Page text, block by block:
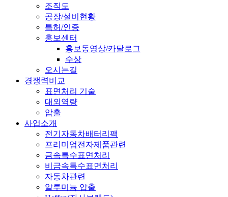
조직도
공장/설비현황
특허/인증
홍보센터
홍보동영상/카달로그
수상
오시는길
경쟁력비교
표면처리 기술
대외역량
압출
사업소개
전기자동차배터리팩
프리미엄전자제품관련
금속특수표면처리
비금속특수표면처리
자동차관련
알루미늄 압출